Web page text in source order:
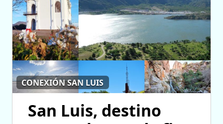
CONEXIÓN SAN LUIS
San Luis, destino